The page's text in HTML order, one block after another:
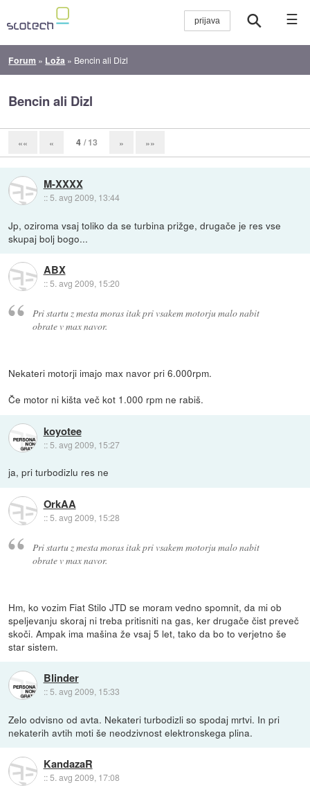
☰
Forum » Loža » Bencin ali Dizl
Bencin ali Dizl
«« « 4 / 13 » »»
M-XXXX
:: 5. avg 2009, 13:44
Jp, oziroma vsaj toliko da se turbina prižge, drugače je res vse
skupaj bolj bogo...
ABX
::5. avg 2009, 15:20
Pri startu z mesta moras itak pri vsakem motorju malo nabit
obrate v max navor.
Nekateri motorji imajo max navor pri 6.000rpm.
Če motor ni kišta več kot 1.000 rpm ne rabiš.
koyotee
:: 5. avg 2009, 15:27
ja, pri turbodizlu res ne
OrkAA
::5. avg 2009, 15:28
Pri startu z mesta moras itak pri vsakem motorju malo nabit
obrate v max navor.
Hm, ko vozim Fiat Stilo JTD se moram vedno spomnit, da mi ob
speljevanju skoraj ni treba pritisniti na gas, ker drugače čist preveč
skoči. Ampak ima mašina že vsaj 5 let, tako da bo to verjetno še
star sistem.
Blinder
:: 5. avg 2009, 15:33
Zelo odvisno od avta. Nekateri turbodizli so spodaj mrtvi. In pri
nekaterih avtih moti še neodzivnost elektronskega plina.
KandazaR
::5. avg 2009, 17:08